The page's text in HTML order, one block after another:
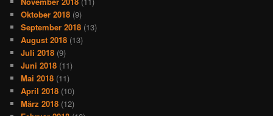
Oktober 2018 (9)
September 2018 (13)
August 2018 (13)
Juli 2018 (9)
Juni 2018 (11)
Mai 2018 (11)
April 2018 (10)
März 2018 (12)